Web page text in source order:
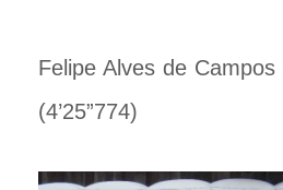
Felipe Alves de Campos
(4’25”774)